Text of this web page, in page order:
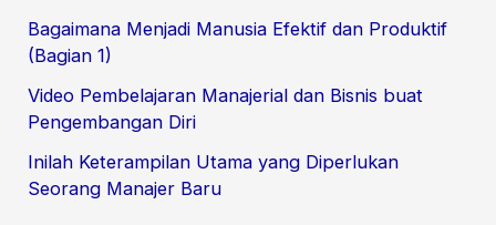
o
r
:
Bagaimana Menjadi Manusia Efektif dan Produktif
(Bagian 1)
Video Pembelajaran Manajerial dan Bisnis buat
Pengembangan Diri
Inilah Keterampilan Utama yang Diperlukan
Seorang Manajer Baru